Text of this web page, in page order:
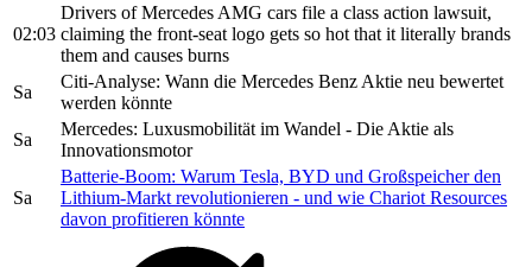
02:03
Drivers of Mercedes AMG cars file a class action lawsuit,
claiming the front-seat logo gets so hot that it literally brands
them and causes burns
Sa
Citi-Analyse: Wann die Mercedes Benz Aktie neu bewertet
werden könnte
Sa
Mercedes: Luxusmobilität im Wandel - Die Aktie als
Innovationsmotor
Sa
Batterie-Boom: Warum Tesla, BYD und Großspeicher den
Lithium-Markt revolutionieren - und wie Chariot Resources
davon profitieren könnte